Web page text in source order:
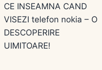
în
articole
CE INSEAMNA CAND
VISEZI telefon nokia – O
DESCOPERIRE
UIMITOARE!